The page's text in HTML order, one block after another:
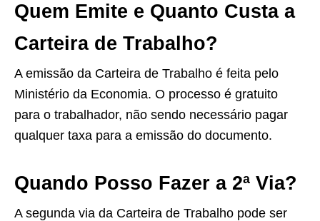
Quem Emite e Quanto Custa a
Carteira de Trabalho?
A emissão da Carteira de Trabalho é feita pelo
Ministério da Economia. O processo é gratuito
para o trabalhador, não sendo necessário pagar
qualquer taxa para a emissão do documento.
Quando Posso Fazer a 2ª Via?
A segunda via da Carteira de Trabalho pode ser